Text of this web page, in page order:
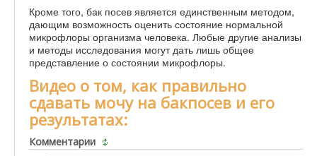
Кроме того, бак посев является единственным методом,
дающим возможность оценить состояние нормальной
микрофлоры организма человека. Любые другие анализы
и методы исследования могут дать лишь общее
представление о состоянии микрофлоры.
Видео о том, как правильно
сдавать мочу на бакпосев и его
результатах:
Комментарии